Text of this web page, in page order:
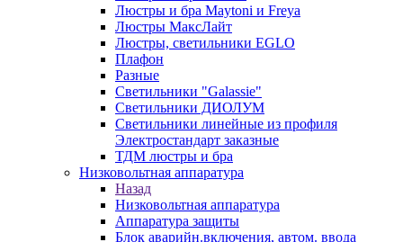
Люстры и бра Maytoni и Freya
Люстры МаксЛайт
Люстры, светильники EGLO
Плафон
Разные
Светильники "Galassie"
Светильники ДИОЛУМ
Светильники линейные из профиля
Электростандарт заказные
ТДМ люстры и бра
Низковольтная аппаратура
Назад
Низковольтная аппаратура
Аппаратура защиты
Блок аварийн.включения, автом. ввода